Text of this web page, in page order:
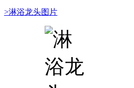
>淋浴龙头图片